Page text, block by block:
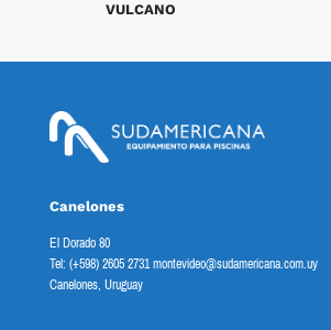
VULCANO
Canelones
El Dorado 80
Tel: (+598) 2605 2731 montevideo@sudamericana.com.uy
Canelones, Uruguay